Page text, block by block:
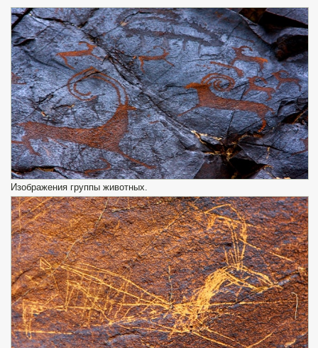
Изображения группы животных.